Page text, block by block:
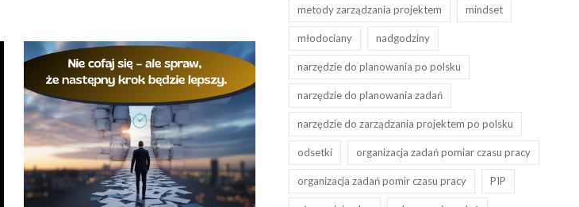
metody zarządzania projektem mindset
młodociany nadgodziny
narzędzie do planowania po polsku
narzędzie do planowania zadań
narzędzie do zarządzania projektem po polsku
odsetki organizacja zadań pomiar czasu pracy
organizacja zadań pomir czasu pracy PIP